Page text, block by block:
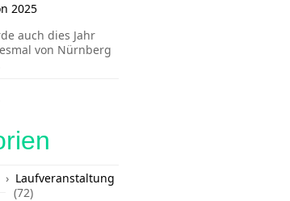
2025
auch dies Jahr
von Nürnberg
Laufveranstaltung
(72)